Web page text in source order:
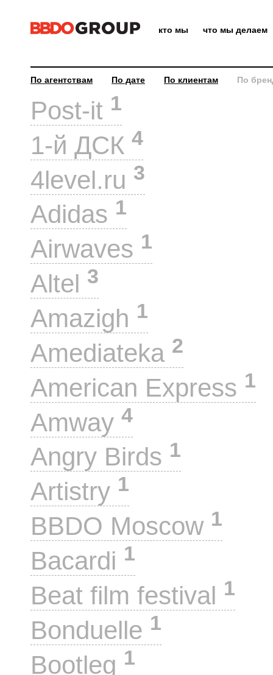
кто мы что мы делаем
По агентствам По дате По клиентам По
Post-it 1
1-й ДСК 4
4level.ru 3
Adidas 1
Airwaves 1
Altel 3
Amazigh 1
Amediateka 2
American Express 1
Amway 4
Angry Birds 1
Artistry 1
BBDO Moscow 1
Bacardi 1
Beat film festival 1
Bonduelle 1
Bootleg 1